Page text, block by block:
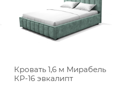
Кровать 1,6 м Мирабель
КР-16 эвкалипт